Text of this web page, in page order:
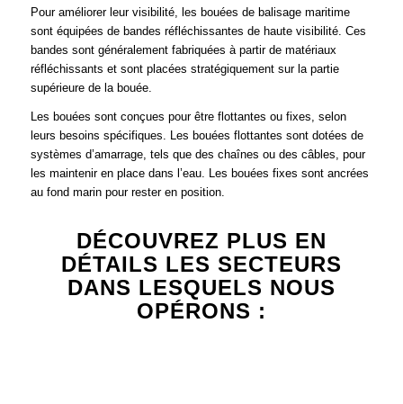
Pour améliorer leur visibilité, les bouées de balisage maritime
sont équipées de bandes réfléchissantes de haute visibilité. Ces
bandes sont généralement fabriquées à partir de matériaux
réfléchissants et sont placées stratégiquement sur la partie
supérieure de la bouée.
Les bouées sont conçues pour être flottantes ou fixes, selon
leurs besoins spécifiques. Les bouées flottantes sont dotées de
systèmes d’amarrage, tels que des chaînes ou des câbles, pour
les maintenir en place dans l’eau. Les bouées fixes sont ancrées
au fond marin pour rester en position.
DÉCOUVREZ PLUS EN
DÉTAILS LES SECTEURS
DANS LESQUELS NOUS
OPÉRONS :